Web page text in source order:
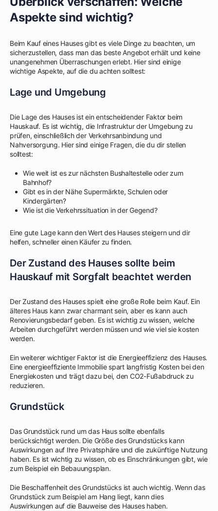
Aspekte sind wichtig?
Beim Kauf eines Hauses gibt es viele Dinge zu beachten, um
sicherzustellen, dass man das beste Angebot erhält und keine
unangenehmen Überraschungen erlebt. Hier sind einige
wichtige Aspekte, auf die du achten solltest:
Lage und Umgebung
Die Lage des Hauses ist ein entscheidender Faktor beim
Hauskauf. Es ist wichtig, die Infrastruktur der Umgebung zu
prüfen, einschließlich der Verkehrsanbindung und
Nahversorgung. Hier sind einige Fragen, die du dir stellen
solltest:
Wie weit ist es zur nächsten Bushaltestelle oder zum
Bahnhof?
Gibt es in der Nähe Supermärkte, Schulen oder
Kindergärten?
Wie ist die Verkehrssituation in der Gegend?
Eine gute Lage kann den Wert des Hauses steigern und dir
helfen, schneller einen Käufer zu finden.
Der Zustand des Hauses sollte beim
Hauskauf mit Sorgfalt beachtet werden
Der Zustand des Hauses spielt eine große Rolle beim Kauf. Ein
älteres Haus kann zwar charmant sein, aber es kann auch
Renovierungsbedarf geben. Es ist wichtig zu wissen, welche
Arbeiten durchgeführt werden müssen und wie viel sie kosten
werden.
Ein weiterer wichtiger Faktor ist die Energieeffizienz des Hauses.
Eine energieeffiziente Immobilie spart langfristig Kosten bei den
Energiekosten und trägt dazu bei, den CO2-Fußabdruck zu
reduzieren.
Grundstück
Das Grundstück rund um das Haus sollte ebenfalls
berücksichtigt werden. Die Größe des Grundstücks kann
Auswirkungen auf Ihre Privatsphäre und die zukünftige Nutzung
haben. Es ist wichtig zu wissen, ob es Einschränkungen gibt, wie
zum Beispiel ein Bebauungsplan.
Die Beschaffenheit des Grundstücks ist auch wichtig. Wenn das
Grundstück zum Beispiel am Hang liegt, kann dies
Auswirkungen auf die Bauweise des Hauses haben.